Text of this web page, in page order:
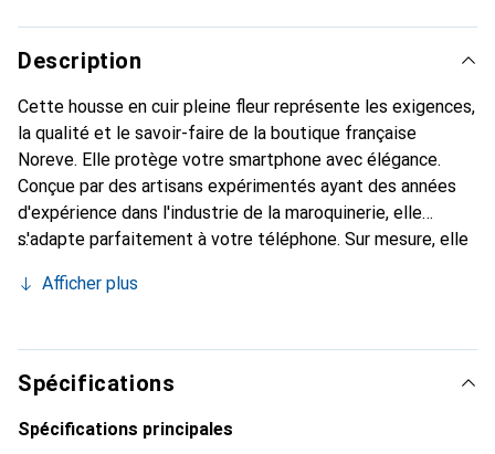
Description
Cette housse en cuir pleine fleur représente les exigences,
la qualité et le savoir-faire de la boutique française
Noreve. Elle protège votre smartphone avec élégance.
Conçue par des artisans expérimentés ayant des années
d'expérience dans l'industrie de la maroquinerie, elle
s'adapte parfaitement à votre téléphone. Sur mesure, elle
peau. Elle devient un accessoire stylé et indispensable
internationalement pour ses produits de haute qualité et
constitue un choix fiable pour une clientèle exigeante.
Afficher plus
Spécifications
Spécifications principales